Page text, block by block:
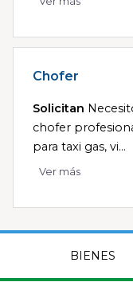
Chofer
Solicitan
chofer
para taxi gas, vi...
Ver más
BIENES